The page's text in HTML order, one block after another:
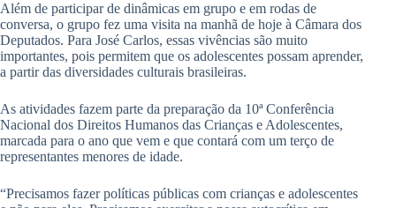
Além de participar de dinâmicas em grupo e em rodas de
conversa, o grupo fez uma visita na manhã de hoje à Câmara dos
Deputados. Para José Carlos, essas vivências são muito
importantes, pois permitem que os adolescentes possam aprender,
a partir das diversidades culturais brasileiras.
As atividades fazem parte da preparação da 10ª Conferência
Nacional dos Direitos Humanos das Crianças e Adolescentes,
marcada para o ano que vem e que contará com um terço de
representantes menores de idade.
“Precisamos fazer políticas públicas com crianças e adolescentes